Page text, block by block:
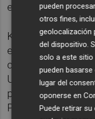
en la sociedad.
Kristin Suleng es
especializada en
científica.
Universitat de
programa
Punt y es
pueden
otros fines,
geolocalización
del dispositivo.
solo a este sitio
pueden
lugar del
oponerse en
Puede retirar